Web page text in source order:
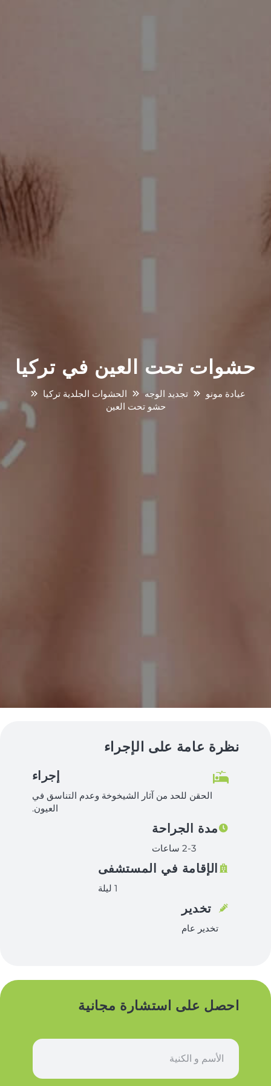
حشوات تحت العين في تركيا
عيادة مونو تجديد الوجه
الحشوات الجلدية تركيا
حشو تحت العين
نظرة عامة على الإجراء
إجراء
الحقن للحد من آثار الشيخوخة وعدم التناسق في
العيون.
مدة الجراحة
2-3 ساعات
الإقامة في المستشفى
1 ليلة
تخدير
تخدير عام
احصل على استشارة مجانية
ا
م